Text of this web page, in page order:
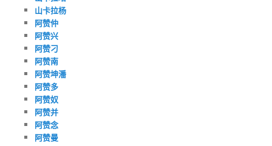
山卡拉杨
阿赞仲
阿赞兴
阿赞刁
阿赞南
阿赞坤潘
阿赞多
阿赞奴
阿赞并
阿赞念
阿赞曼